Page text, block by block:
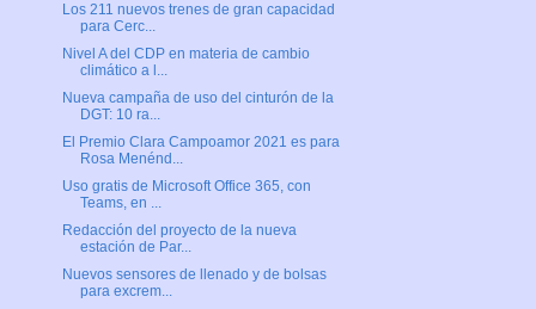
Los 211 nuevos trenes de gran capacidad
para Cerc...
Nivel A del CDP en materia de cambio
climático a l...
Nueva campaña de uso del cinturón de la
DGT: 10 ra...
El Premio Clara Campoamor 2021 es para
Rosa Menénd...
Uso gratis de Microsoft Office 365, con
Teams, en ...
Redacción del proyecto de la nueva
estación de Par...
Nuevos sensores de llenado y de bolsas
para excrem...